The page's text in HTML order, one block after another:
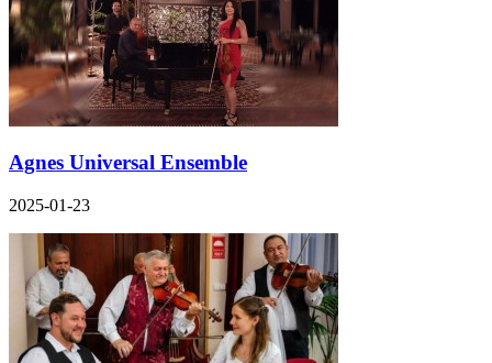
Agnes Universal Ensemble
2025-01-23